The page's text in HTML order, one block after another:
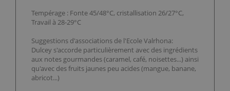
Tempérage : Fonte 45/48°C, cristallisation 26/27°C,
Travail à 28-29°C
Suggestions d'associations de l'Ecole Valrhona:
Dulcey s'accorde particulièrement avec des ingrédients
aux notes gourmandes (caramel, café, noisettes...) ainsi
qu'avec des fruits jaunes peu acides (mangue, banane,
abricot...)